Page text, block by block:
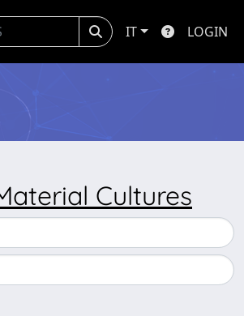
IT LOGIN
Cultures